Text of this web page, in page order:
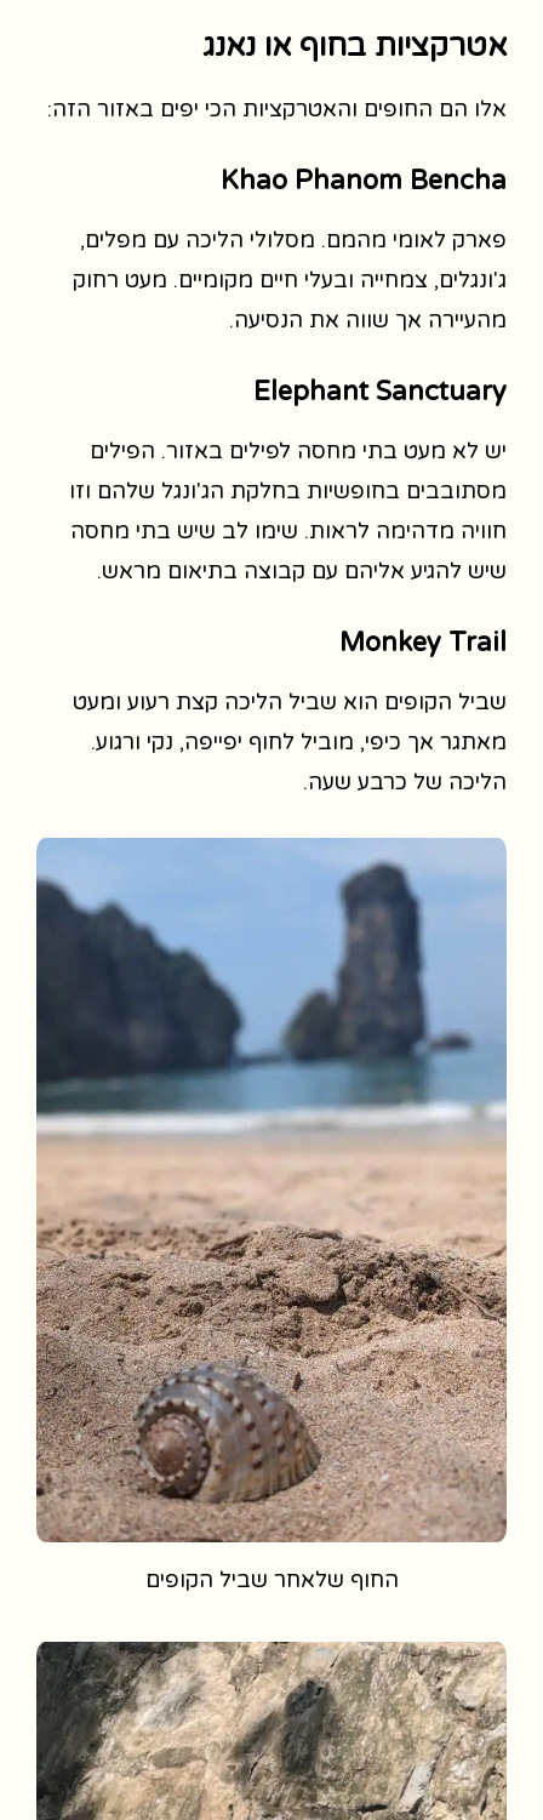
אטרקציות בחוף או נאנג
אלו הם החופים והאטרקציות הכי יפים באזור הזה:
Khao Phanom Bencha
פארק לאומי מהמם. מסלולי הליכה עם מפלים,
ג'ונגלים, צמחייה ובעלי חיים מקומיים. מעט רחוק
מהעיירה אך שווה את הנסיעה.
Elephant Sanctuary
יש לא מעט בתי מחסה לפילים באזור. הפילים
מסתובבים בחופשיות בחלקת הג'ונגל שלהם וזו
חוויה מדהימה לראות. שימו לב שיש בתי מחסה
שיש להגיע אליהם עם קבוצה בתיאום מראש.
Monkey Trail
שביל הקופים הוא שביל הליכה קצת רעוע ומעט
מאתגר אך כיפי, מוביל לחוף יפייפה, נקי ורגוע.
הליכה של כרבע שעה.
החוף שלאחר שביל הקופים